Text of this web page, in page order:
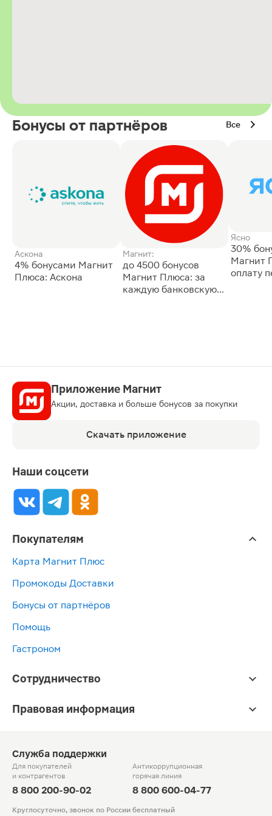
Бонусы от партнёров Все
Аскона
4% бонусами Магнит
Плюса: Аскона
Магнит:
до 4500 бонусов
Магнит Плюса: за
каждую банковскую
Ясно
30%
Магнит
оплату
Приложение Магнит
Акции, доставка и больше бонусов за покупки
Скачать приложение
Наши соцсети
Покупателям
Карта Магнит Плюс
Промокоды Доставки
Бонусы от партнёров
Помощь
Гастроном
Сотрудничество
Правовая информация
Служба поддержки
Для покупателей
и контрагентов
8 800 200-90-02
Антикоррупционная
горячая линия
8 800 600-04-77
Круглосуточно, звонок по России бесплатный